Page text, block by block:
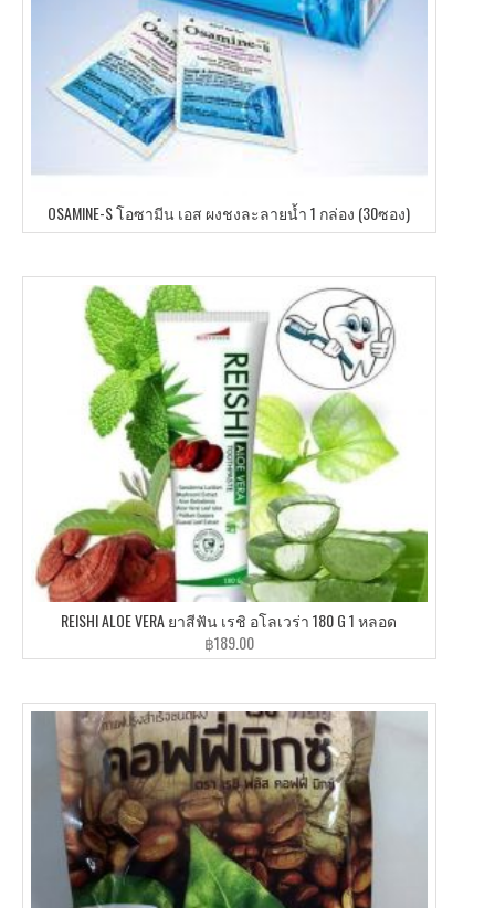
OSAMINE-S โอซามีน เอส ผงชงละลายน้ำ 1 กล่อง (30ซอง)
REISHI ALOE VERA ยาสีฟัน เรชิ อโลเวร่า 180 G 1 หลอด
฿189.00